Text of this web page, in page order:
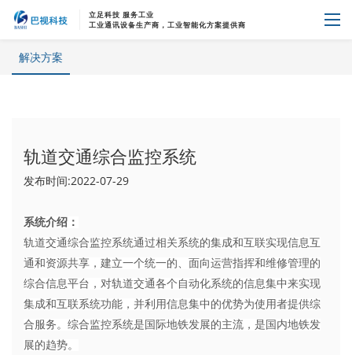
立足科技 服务工业
工业通讯设备生产商，工业智能化方案提供商
解决方案
首页 解决方案
解决方案
轨道交通综合监控系统
发布时间:2022-07-29
系统介绍：
轨道交通综合监控系统通过相关系统的集成和互联实现信息互
通和资源共享，建立一个统一的、面向运营指挥和维修管理的
综合信息平台，对轨道交通各个自动化系统的信息集中来实现
集成和互联系统功能，并利用信息集中的优势为使用者提供综
合服务。综合监控系统是国际地铁发展的主流，是国内地铁发
展的趋势。